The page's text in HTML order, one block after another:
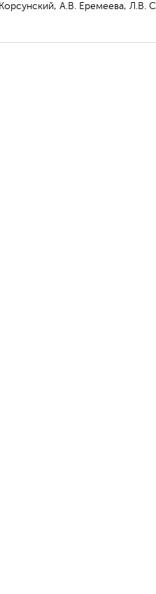
А.В. Еремеева, Л.В.